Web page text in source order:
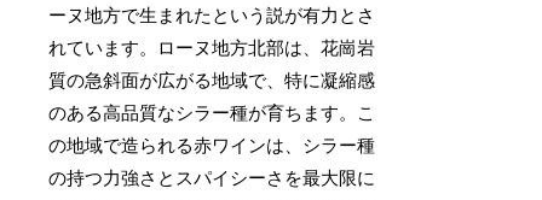
ーヌ地方で生まれたという説が有力とさ
れています。ローヌ地方北部は、花崗岩
質の急斜面が広がる地域で、特に凝縮感
のある高品質なシラー種が育ちます。こ
の地域で造られる赤ワインは、シラー種
の持つ力強さとスパイシーさを最大限に